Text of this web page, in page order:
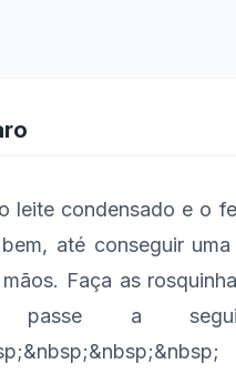
leite condensado e o
até conseguir
Faça as
passe a